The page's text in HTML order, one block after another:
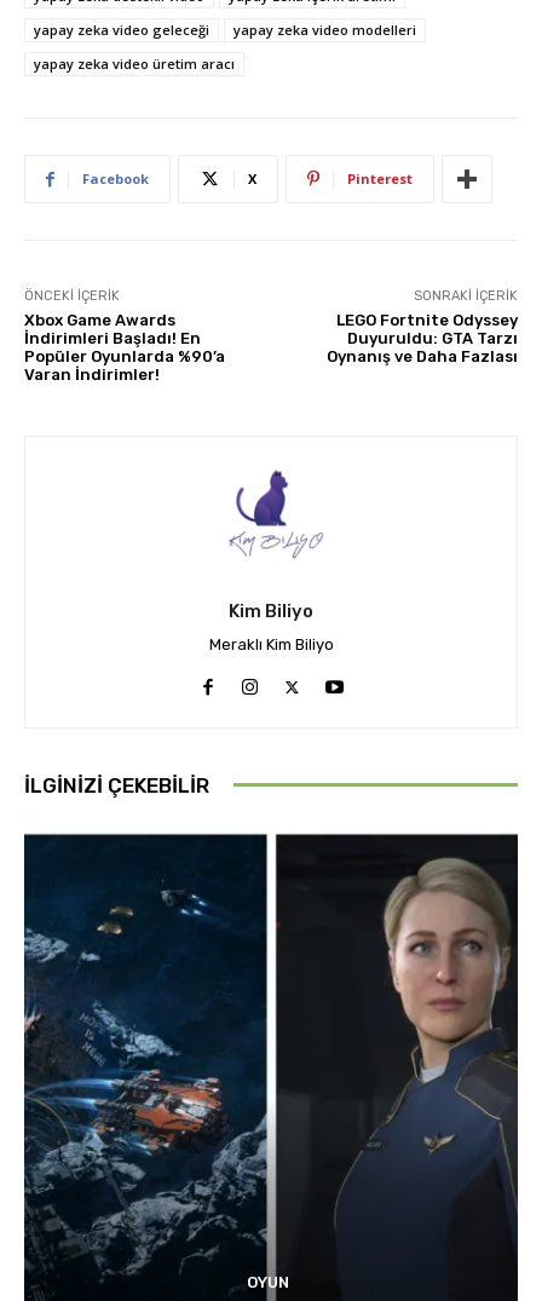
yapay zeka video geleceği
yapay zeka video modelleri
yapay zeka video üretim aracı
Facebook X Pinterest
ÖNCEKI İÇERIK
Xbox Game Awards
İndirimleri Başladı! En
Popüler Oyunlarda %90’a
Varan İndirimler!
SONRAKI İÇERIK
LEGO Fortnite Odyssey
Duyuruldu: GTA Tarzı
Oynanış ve Daha Fazlası
Kim Biliyo
Meraklı Kim Biliyo
İLGINIZI ÇEKEBILIR
OYUN